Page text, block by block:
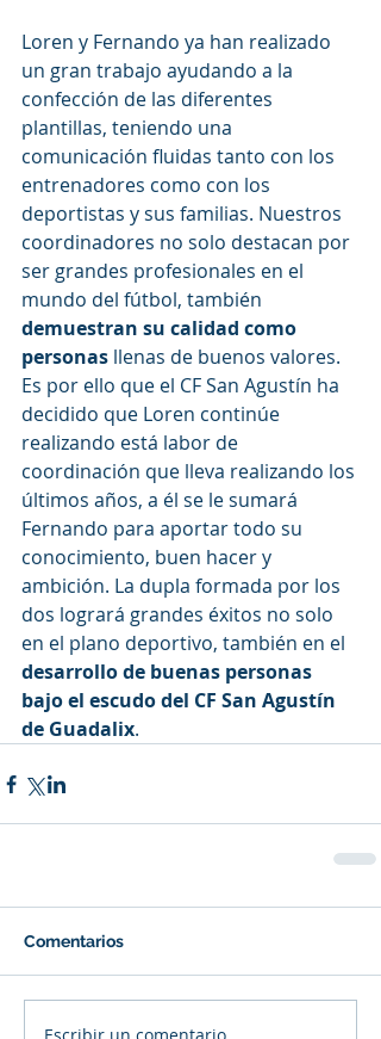
Loren y Fernando ya han realizado
un gran trabajo ayudando a la
confección de las diferentes
plantillas, teniendo una
comunicación fluidas tanto con los
entrenadores como con los
deportistas y sus familias. Nuestros
coordinadores no solo destacan por
ser grandes profesionales en el
mundo del fútbol, también
demuestran su calidad como
personas llenas de buenos valores.
Es por ello que el CF San Agustín ha
decidido que Loren continúe
realizando está labor de
coordinación que lleva realizando los
últimos años, a él se le sumará
Fernando para aportar todo su
conocimiento, buen hacer y
ambición. La dupla formada por los
dos logrará grandes éxitos no solo
en el plano deportivo, también en el
desarrollo de buenas personas
bajo el escudo del CF San Agustín
de Guadalix.
Comentarios